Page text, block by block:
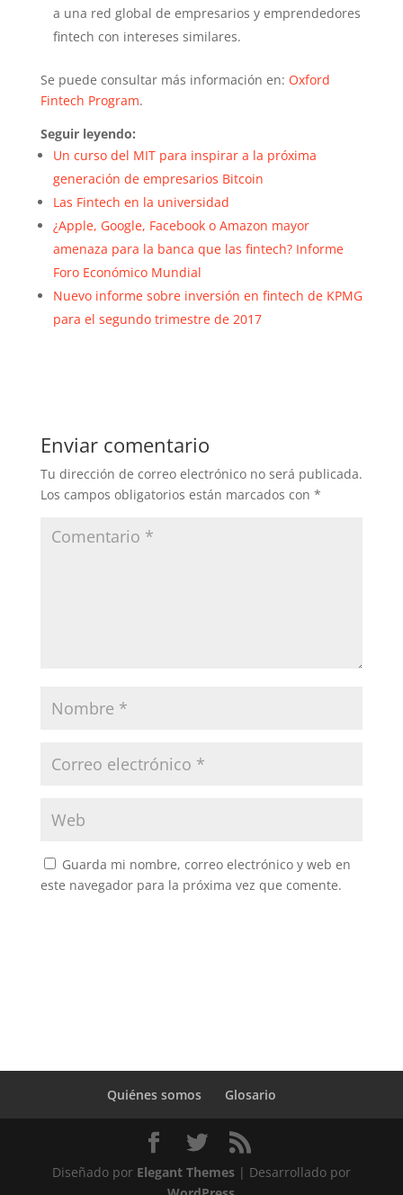
a una red global de empresarios y emprendedores
fintech con intereses similares.
Se puede consultar más información en: Oxford
Fintech Program.
Seguir leyendo:
Un curso del MIT para inspirar a la próxima
generación de empresarios Bitcoin
Las Fintech en la universidad
¿Apple, Google, Facebook o Amazon mayor
amenaza para la banca que las fintech? Informe
Foro Económico Mundial
Nuevo informe sobre inversión en fintech de KPMG
para el segundo trimestre de 2017
Enviar comentario
Tu dirección de correo electrónico no será publicada.
Los campos obligatorios están marcados con *
Guarda mi nombre, correo electrónico y web en
este navegador para la próxima vez que comente.
Quiénes somos Glosario
Diseñado por Elegant Themes| Desarrollado por